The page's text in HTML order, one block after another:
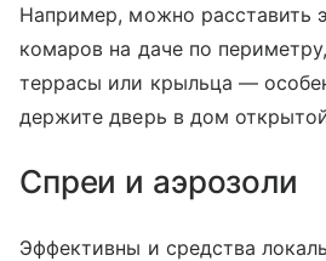
Например, можно расставить
комаров на даче по
террасы или крыльца —
держите дверь в дом
Спреи и аэрозоли
Эффективны и средства